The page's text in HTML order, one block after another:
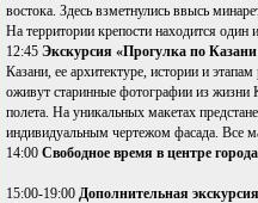
востока. Здесь взметнулись ввысь
На территории крепости находится
12:45 Экскурсия «Прогулка по
Казани, ее архитектуре, истории и
оживут старинные фотографии из жизни
полета. На уникальных макетах
индивидуальным чертежом фасада. Все
14:00 Свободное время в центре
15:00-19:00 Дополнительная